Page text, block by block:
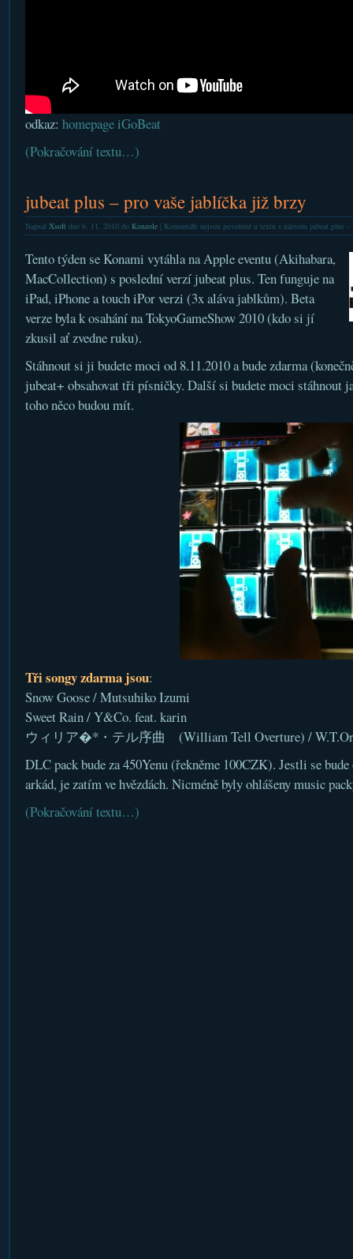
odkaz: homepage iGoBeat
(Pokračování textu…)
jubeat plus – pro vaše jablíčka již brzy
Napsal Xsoftdne 6. 11. 2010 do Konzole| Komentáře nejsou povolenéu textu s názvem jubeat plus
Tento týden se Konami vytáhla na Apple eventu (Akihabara,
MacCollection) s poslední verzí jubeat plus. Ten funguje na
iPad, iPhone a touch iPor verzi (3x aláva jablkům). Beta
verze byla k osahání na TokyoGameShow 2010 (kdo si jí
zkusil ať zvedne ruku).
Stáhnout si ji budete moci od 8.11.2010 a bude zdarma
jubeat+ obsahovat tři písničky. Další si budete moci stáhnout
toho něco budou mít.
Tři songy zdarma jsou:
Snow Goose / Mutsuhiko Izumi
Sweet Rain / Y&Co. feat. karin
ウィリア�*・テル序曲 (William Tell Overture) /
DLC pack bude za 450Yenu (řekněme 100CZK). Jestli se bude
arkád, je zatím ve hvězdách. Nicméně byly ohlášeny music
(Pokračování textu…)